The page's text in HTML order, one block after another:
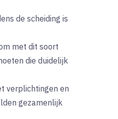
de scheiding is
met dit soort
die duidelijk
verplichtingen en
gezamenlijk